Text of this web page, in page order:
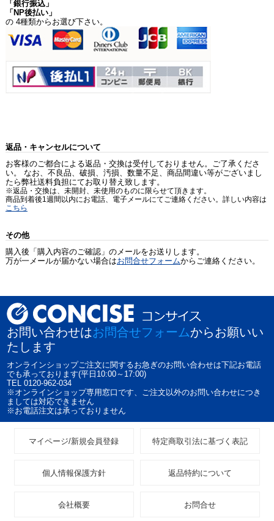
「銀行振込」
「NP後払い」
の 4種類からお選び下さい。
返品・キャンセルについて
お客様のご都合による返品・交換は受付しておりません。ご了承くださ
い。 なお、不良品、破損、汚損、数量不足、商品間違い等がございまし
たら弊社送料負担にてお取り替え致します。
※返品・交換は、未開封、未使用のものに限らせて頂きます。
商品到着後1週間以内にお電話、電子メールにてご連絡ください。詳しい内容は
こちら
その他
購入後「購入内容のご確認」のメールをお送りします。
万が一メールが届かない場合はお問合せフォームからご連絡ください。
お問い合わせはお問合せフォームからお願いい
たします
オンラインショップご注文に関するお急ぎのお問い合わせは下記お電話
でも承っております(平日10:00～17:00)
TEL 0120-962-034
※オンラインショップ専用窓口です、ご注文以外のお問い合わせにつき
ましては対応できません
※お電話注文は承っておりません
マイページ/新規会員登録 特定商取引法に基づく表記
個人情報保護方針 返品特約について
会社概要 お問合せ